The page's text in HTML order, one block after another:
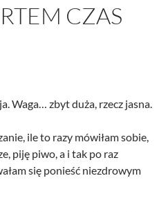
CZAS
Waga… zbyt duża, rzecz jasna.
ile to razy mówiłam sobie,
piję piwo, a i tak po raz
się ponieść niezdrowym